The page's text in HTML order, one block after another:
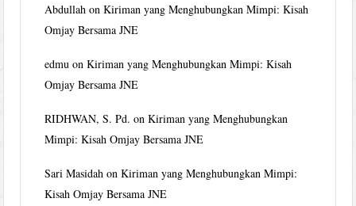
Abdullah onKiriman yang Menghubungkan Mimpi: Kisah
Omjay Bersama JNE
edmu onKiriman yang Menghubungkan Mimpi: Kisah
Omjay Bersama JNE
RIDHWAN, S. Pd. onKiriman yang Menghubungkan
Mimpi: Kisah Omjay Bersama JNE
Sari Masidah onKiriman yang Menghubungkan Mimpi:
Kisah Omjay Bersama JNE